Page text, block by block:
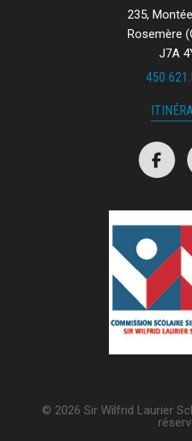
235,
Rosemère
J7A
450
© 2026 Sir Wilfrid Laurier